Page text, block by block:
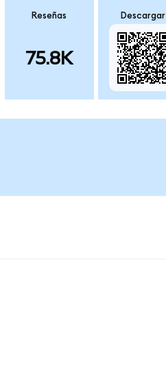
Reseñas
75.8K
Descargar